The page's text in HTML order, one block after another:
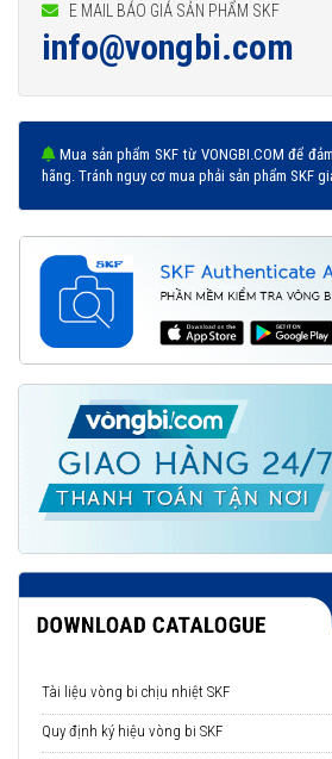
E MAIL BÁO GIÁ SẢN PHẨM SKF
info@vongbi.com
Mua sản phẩm SKF từ VONGBI.COM để
hãng. Tránh nguy cơ mua phải sản phẩm SKF
Tài liệu vòng bi chịu nhiệt SKF
Quy định ký hiệu vòng bi SKF